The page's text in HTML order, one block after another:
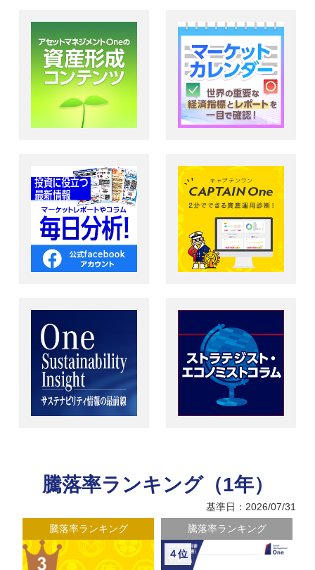
騰落率ランキング（1年）
基準日：2026/07/31
騰落率ランキング
５位
騰落率ランキング
６位